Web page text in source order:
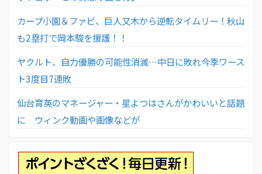
カープ小園＆ファビ、巨人又木から逆転タイムリー！秋山
も2塁打で岡本駿を援護！！
ヤクルト、自力優勝の可能性消滅…中日に敗れ今季ワース
ト3度目7連敗
仙台育英のマネージャー・星よつはさんがかわいいと話題
に ウィンク動画や画像などが